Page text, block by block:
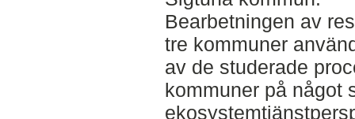
Bearbetningen av
tre kommuner
av de studerade
kommuner på något